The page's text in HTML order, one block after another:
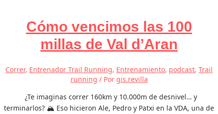
Cómo vencimos las 100
millas de Val d’Aran
Correr, Entrenador Trail Running, Entrenamiento, podcast, Trail
running / Por gis.revilla
¿Te imaginas correr 160km y 10.000m de desnivel… y
terminarlos? 🏔️ Eso hicieron Ale, Pedro y Patxi en la VDA, una de